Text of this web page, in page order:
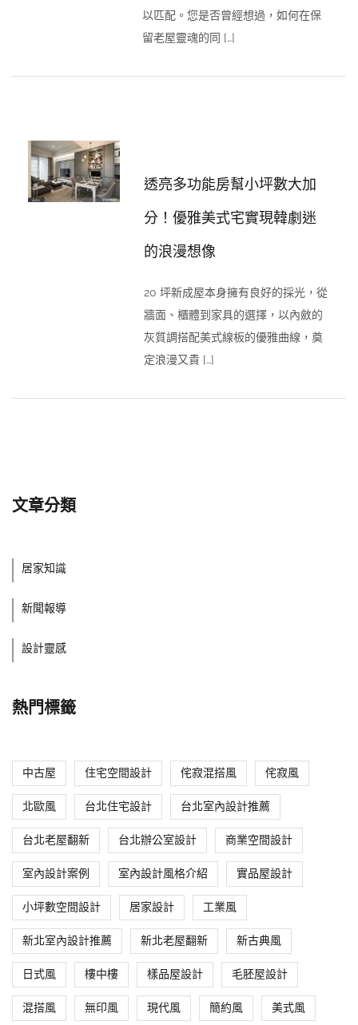
以匹配。您是否曾經想過，如何在保
留老屋靈魂的同 […]
透亮多功能房幫小坪數大加
分！優雅美式宅實現韓劇迷
的浪漫想像
20 坪新成屋本身擁有良好的採光，從
牆面、櫃體到家具的選擇，以內斂的
灰質調搭配美式線板的優雅曲線，奠
定浪漫又貴 […]
文章分類
居家知識
新聞報導
設計靈感
熱門標籤
中古屋 住宅空間設計 侘寂混搭風 侘寂風
北歐風 台北住宅設計 台北室內設計推薦
台北老屋翻新 台北辦公室設計 商業空間設計
室內設計案例 室內設計風格介紹 實品屋設計
小坪數空間設計 居家設計 工業風
新北室內設計推薦 新北老屋翻新 新古典風
日式風 樓中樓 樣品屋設計 毛胚屋設計
混搭風 無印風 現代風 簡約風 美式風